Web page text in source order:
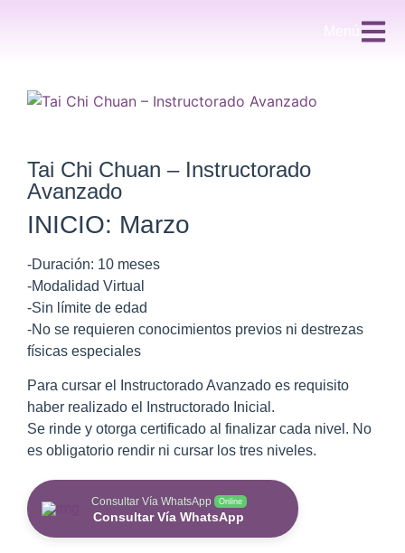
Menú
Tai Chi Chuan – Instructorado
Avanzado
INICIO: Marzo
-Duración: 10 meses
-Modalidad Virtual
-Sin límite de edad
-No se requieren conocimientos previos ni destrezas
físicas especiales
Para cursar el Instructorado Avanzado es requisito
haber realizado el Instructorado Inicial.
Se rinde y otorga certificado al finalizar cada nivel. No
es obligatorio rendir ni cursar los tres niveles.
Consultar Vía WhatsApp Online
Consultar Vía WhatsApp